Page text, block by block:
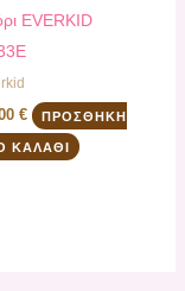
EVERKID
€ ΠΡΟΣΘΉΚΗ
ΚΑΛΆΘΙ